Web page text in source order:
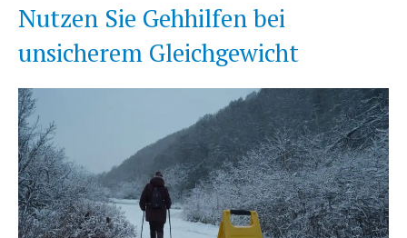
Nutzen Sie Gehhilfen bei
unsicherem Gleichgewicht